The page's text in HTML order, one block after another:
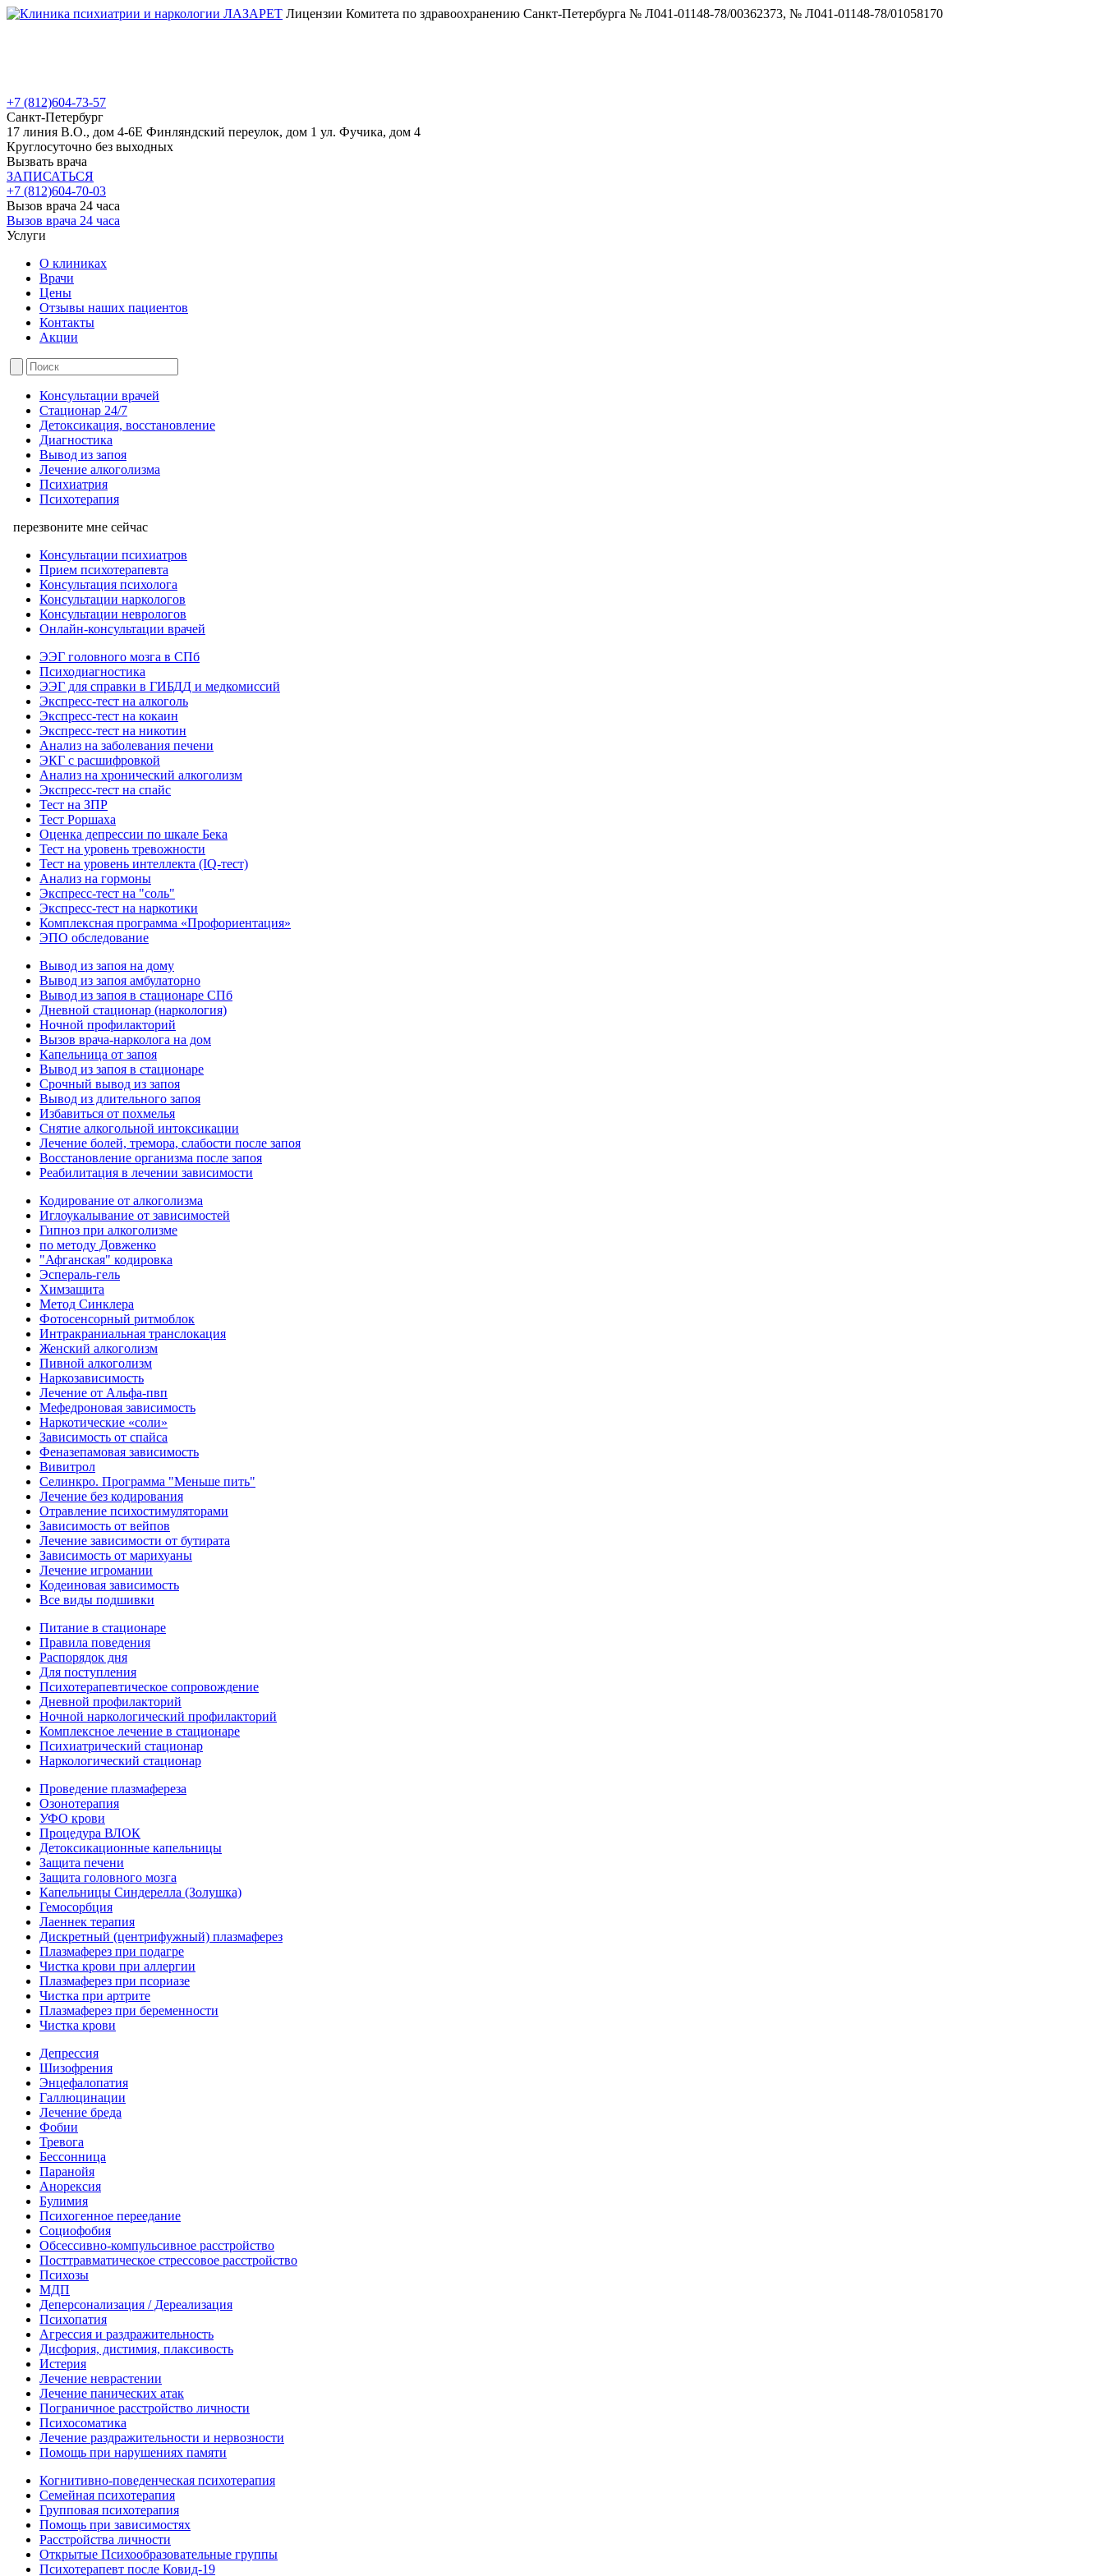
Лицензии Комитета по здравоохранению Санкт-Петербурга № Л041-01148-78/00362373, № Л041-01148-78/01058170
+7 (812)604-73-57
Санкт-Петербург
17 линия В.О., дом 4-6Е Финляндский переулок, дом 1 ул. Фучика, дом 4
Круглосуточно без выходных
Вызвать врача
ЗАПИСАТЬСЯ
+7 (812)604-70-03
Вызов врача 24 часа
Вызов врача 24 часа
Услуги
О клиниках
Врачи
Цены
Отзывы наших пациентов
Контакты
Акции
Консультации врачей
Стационар 24/7
Детоксикация, восстановление
Диагностика
Вывод из запоя
Лечение алкоголизма
Психиатрия
Психотерапия
перезвоните мне сейчас
Консультации психиатров
Прием психотерапевта
Консультация психолога
Консультации наркологов
Консультации неврологов
Онлайн-консультации врачей
ЭЭГ головного мозга в СПб
Психодиагностика
ЭЭГ для справки в ГИБДД и медкомиссий
Экспресс-тест на алкоголь
Экспресс-тест на кокаин
Экспресс-тест на никотин
Анализ на заболевания печени
ЭКГ с расшифровкой
Анализ на хронический алкоголизм
Экспресс-тест на спайс
Тест на ЗПР
Тест Роршаха
Оценка депрессии по шкале Бека
Тест на уровень тревожности
Тест на уровень интеллекта (IQ-тест)
Анализ на гормоны
Экспресс-тест на "соль"
Экспресс-тест на наркотики
Комплексная программа «Профориентация»
ЭПО обследование
Вывод из запоя на дому
Вывод из запоя амбулаторно
Вывод из запоя в стационаре СПб
Дневной стационар (наркология)
Ночной профилакторий
Вызов врача-нарколога на дом
Капельница от запоя
Вывод из запоя в стационаре
Срочный вывод из запоя
Вывод из длительного запоя
Избавиться от похмелья
Снятие алкогольной интоксикации
Лечение болей, тремора, слабости после запоя
Восстановление организма после запоя
Реабилитация в лечении зависимости
Кодирование от алкоголизма
Иглоукалывание от зависимостей
Гипноз при алкоголизме
по методу Довженко
"Афганская" кодировка
Эспераль-гель
Химзащита
Метод Синклера
Фотосенсорный ритмоблок
Интракраниальная транслокация
Женский алкоголизм
Пивной алкоголизм
Наркозависимость
Лечение от Альфа-пвп
Мефедроновая зависимость
Наркотические «соли»
Зависимость от спайса
Феназепамовая зависимость
Вивитрол
Селинкро. Программа "Меньше пить"
Лечение без кодирования
Отравление психостимуляторами
Зависимость от вейпов
Лечение зависимости от бутирата
Зависимость от марихуаны
Лечение игромании
Кодеиновая зависимость
Все виды подшивки
Питание в стационаре
Правила поведения
Распорядок дня
Для поступления
Психотерапевтическое сопровождение
Дневной профилакторий
Ночной наркологический профилакторий
Комплексное лечение в стационаре
Психиатрический стационар
Наркологический стационар
Проведение плазмафереза
Озонотерапия
УФО крови
Процедура ВЛОК
Детоксикационные капельницы
Защита печени
Защита головного мозга
Капельницы Синдерелла (Золушка)
Гемосорбция
Лаеннек терапия
Дискретный (центрифужный) плазмаферез
Плазмаферез при подагре
Чистка крови при аллергии
Плазмаферез при псориазе
Чистка при артрите
Плазмаферез при беременности
Чистка крови
Депрессия
Шизофрения
Энцефалопатия
Галлюцинации
Лечение бреда
Фобии
Тревога
Бессонница
Паранойя
Анорексия
Булимия
Психогенное переедание
Социофобия
Обсессивно-компульсивное расстройство
Посттравматическое стрессовое расстройство
Психозы
МДП
Деперсонализация / Дереализация
Психопатия
Агрессия и раздражительность
Дисфория, дистимия, плаксивость
Истерия
Лечение неврастении
Лечение панических атак
Пограничное расстройство личности
Психосоматика
Лечение раздражительности и нервозности
Помощь при нарушениях памяти
Когнитивно-поведенческая психотерапия
Семейная психотерапия
Групповая психотерапия
Помощь при зависимостях
Расстройства личности
Открытые Психообразовательные группы
Психотерапевт после Ковид-19